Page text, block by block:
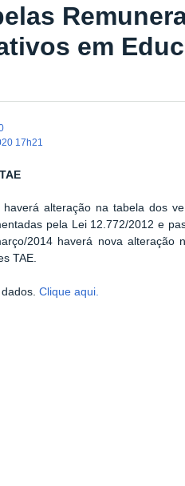
em
17h21
alteração na tabela dos
pela Lei 12.772/2012 e
2014 haverá nova
TAE.
dados.Clique aqui.